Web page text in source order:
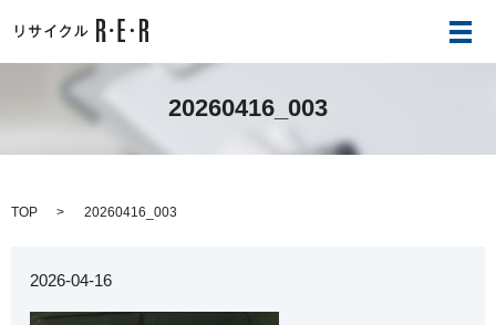
メ
20260416_003
TOP 20260416_003
2026-04-16